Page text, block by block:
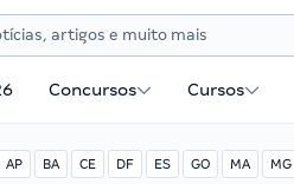
Concursos Cursos
AP BA CE DF ES GO MA MG